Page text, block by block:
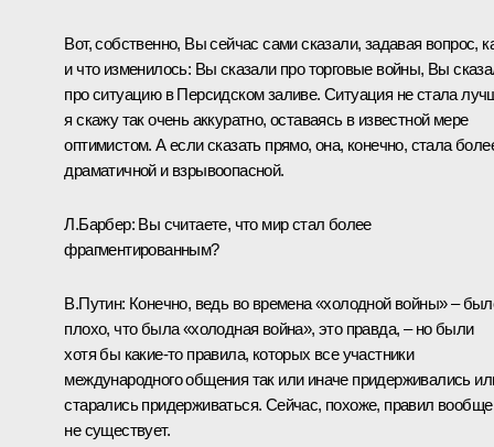
Вот, собственно, Вы сейчас сами сказали, задавая вопрос,
и что изменилось: Вы сказали про торговые войны, Вы
про ситуацию в Персидском заливе. Ситуация не стала
я скажу так очень аккуратно, оставаясь в известной мере
оптимистом. А если сказать прямо, она, конечно, стала
драматичной и взрывоопасной.
Л.Барбер: Вы считаете, что мир стал более
фрагментированным?
В.Путин: Конечно, ведь во времена «холодной войны» –
плохо, что была «холодная война», это правда, – но были
хотя бы какие‑то правила, которых все участники
международного общения так или иначе придерживались
старались придерживаться. Сейчас, похоже, правил вообще
не существует.